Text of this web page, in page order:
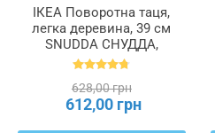
ІКЕА Поворотна таця,
легка деревина, 39 см
SNUDDA СНУДДА,
900.744.83
628,00 грн
612,00 грн